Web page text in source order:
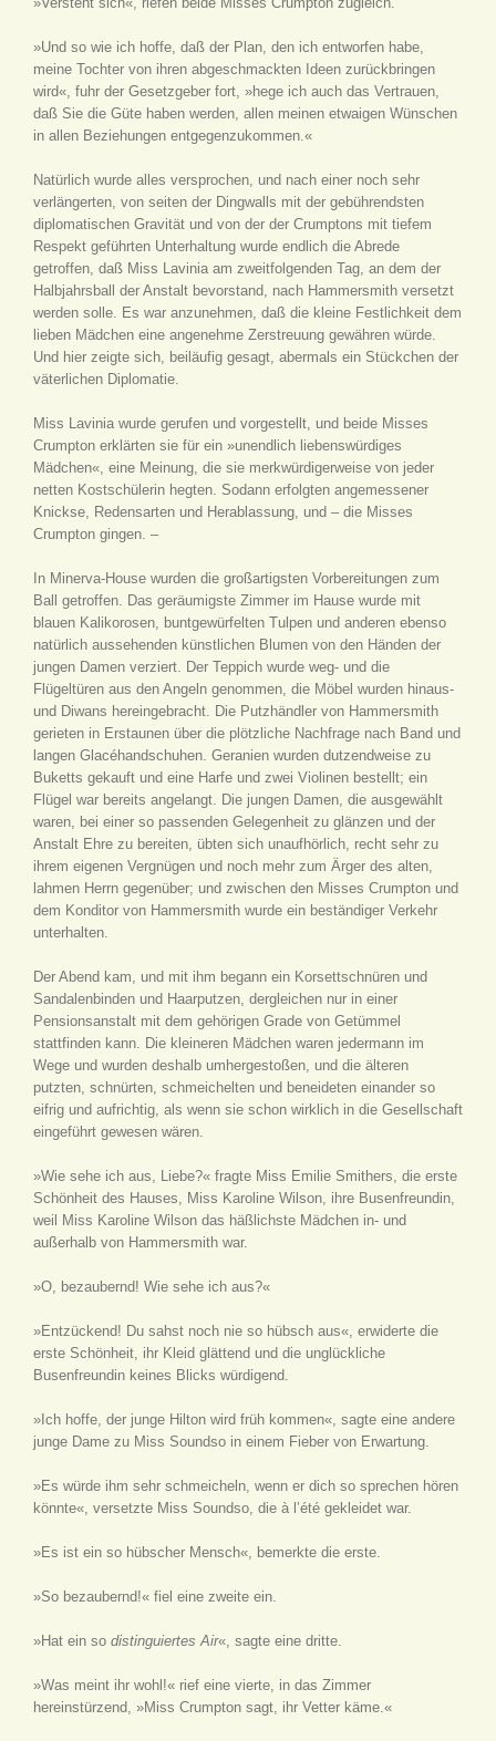
»Und so wie ich hoffe, daß der Plan, den ich entworfen habe,
meine Tochter von ihren abgeschmackten Ideen zurückbringen
wird«, fuhr der Gesetzgeber fort, »hege ich auch das Vertrauen,
daß Sie die Güte haben werden, allen meinen etwaigen Wünschen
in allen Beziehungen entgegenzukommen.«
Natürlich wurde alles versprochen, und nach einer noch sehr
verlängerten, von seiten der Dingwalls mit der gebührendsten
diplomatischen Gravität und von der der Crumptons mit tiefem
Respekt geführten Unterhaltung wurde endlich die Abrede
getroffen, daß Miss Lavinia am zweitfolgenden Tag, an dem der
Halbjahrsball der Anstalt bevorstand, nach Hammersmith versetzt
werden solle. Es war anzunehmen, daß die kleine Festlichkeit dem
lieben Mädchen eine angenehme Zerstreuung gewähren würde.
Und hier zeigte sich, beiläufig gesagt, abermals ein Stückchen der
väterlichen Diplomatie.
Miss Lavinia wurde gerufen und vorgestellt, und beide Misses
Crumpton erklärten sie für ein »unendlich liebenswürdiges
Mädchen«, eine Meinung, die sie merkwürdigerweise von jeder
netten Kostschülerin hegten. Sodann erfolgten angemessener
Knickse, Redensarten und Herablassung, und – die Misses
Crumpton gingen. –
In Minerva-House wurden die großartigsten Vorbereitungen zum
Ball getroffen. Das geräumigste Zimmer im Hause wurde mit
blauen Kalikorosen, buntgewürfelten Tulpen und anderen ebenso
natürlich aussehenden künstlichen Blumen von den Händen der
jungen Damen verziert. Der Teppich wurde weg- und die
Flügeltüren aus den Angeln genommen, die Möbel wurden hinaus-
und Diwans hereingebracht. Die Putzhändler von Hammersmith
gerieten in Erstaunen über die plötzliche Nachfrage nach Band und
langen Glacéhandschuhen. Geranien wurden dutzendweise zu
Buketts gekauft und eine Harfe und zwei Violinen bestellt; ein
Flügel war bereits angelangt. Die jungen Damen, die ausgewählt
waren, bei einer so passenden Gelegenheit zu glänzen und der
Anstalt Ehre zu bereiten, übten sich unaufhörlich, recht sehr zu
ihrem eigenen Vergnügen und noch mehr zum Ärger des alten,
lahmen Herrn gegenüber; und zwischen den Misses Crumpton und
dem Konditor von Hammersmith wurde ein beständiger Verkehr
unterhalten.
Der Abend kam, und mit ihm begann ein Korsettschnüren und
Sandalenbinden und Haarputzen, dergleichen nur in einer
Pensionsanstalt mit dem gehörigen Grade von Getümmel
stattfinden kann. Die kleineren Mädchen waren jedermann im
Wege und wurden deshalb umhergestoßen, und die älteren
putzten, schnürten, schmeichelten und beneideten einander so
eifrig und aufrichtig, als wenn sie schon wirklich in die Gesellschaft
eingeführt gewesen wären.
»Wie sehe ich aus, Liebe?« fragte Miss Emilie Smithers, die erste
Schönheit des Hauses, Miss Karoline Wilson, ihre Busenfreundin,
weil Miss Karoline Wilson das häßlichste Mädchen in- und
außerhalb von Hammersmith war.
»O, bezaubernd! Wie sehe ich aus?«
»Entzückend! Du sahst noch nie so hübsch aus«, erwiderte die
erste Schönheit, ihr Kleid glättend und die unglückliche
Busenfreundin keines Blicks würdigend.
»Ich hoffe, der junge Hilton wird früh kommen«, sagte eine andere
junge Dame zu Miss Soundso in einem Fieber von Erwartung.
»Es würde ihm sehr schmeicheln, wenn er dich so sprechen hören
könnte«, versetzte Miss Soundso, die à l’été gekleidet war.
»Es ist ein so hübscher Mensch«, bemerkte die erste.
»So bezaubernd!« fiel eine zweite ein.
»Hat ein so distinguiertes Air«, sagte eine dritte.
»Was meint ihr wohl!« rief eine vierte, in das Zimmer
hereinstürzend, »Miss Crumpton sagt, ihr Vetter käme.«